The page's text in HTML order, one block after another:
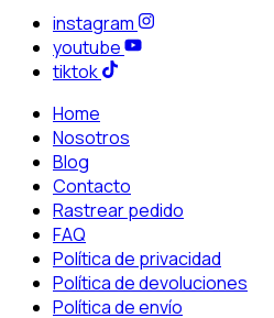
instagram
youtube
tiktok
Home
Nosotros
Blog
Contacto
Rastrear pedido
FAQ
Política de privacidad
Política de devoluciones
Política de envío